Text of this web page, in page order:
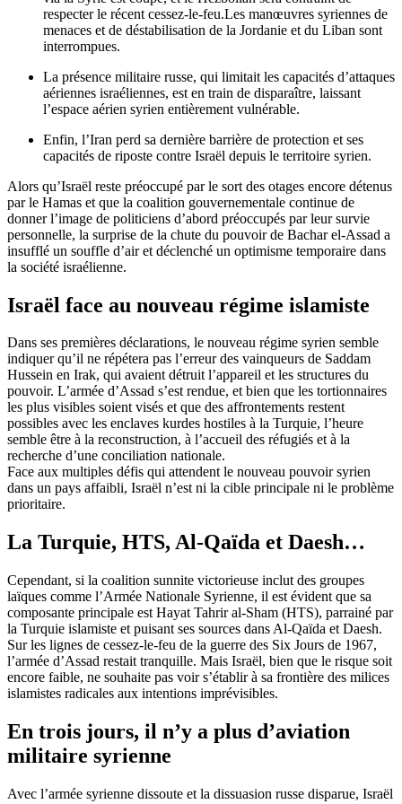
respecter le récent cessez-le-feu.Les manœuvres syriennes de
menaces et de déstabilisation de la Jordanie et du Liban sont
interrompues.
La présence militaire russe, qui limitait les capacités d’attaques
aériennes israéliennes, est en train de disparaître, laissant
l’espace aérien syrien entièrement vulnérable.
Enfin, l’Iran perd sa dernière barrière de protection et ses
capacités de riposte contre Israël depuis le territoire syrien.
Alors qu’Israël reste préoccupé par le sort des otages encore détenus
par le Hamas et que la coalition gouvernementale continue de
donner l’image de politiciens d’abord préoccupés par leur survie
personnelle, la surprise de la chute du pouvoir de Bachar el-Assad a
insufflé un souffle d’air et déclenché un optimisme temporaire dans
la société israélienne.
Israël face au nouveau régime islamiste
Dans ses premières déclarations, le nouveau régime syrien semble
indiquer qu’il ne répétera pas l’erreur des vainqueurs de Saddam
Hussein en Irak, qui avaient détruit l’appareil et les structures du
pouvoir. L’armée d’Assad s’est rendue, et bien que les tortionnaires
les plus visibles soient visés et que des affrontements restent
possibles avec les enclaves kurdes hostiles à la Turquie, l’heure
semble être à la reconstruction, à l’accueil des réfugiés et à la
recherche d’une conciliation nationale.
Face aux multiples défis qui attendent le nouveau pouvoir syrien
dans un pays affaibli, Israël n’est ni la cible principale ni le problème
prioritaire.
La Turquie, HTS, Al-Qaïda et Daesh…
Cependant, si la coalition sunnite victorieuse inclut des groupes
laïques comme l’Armée Nationale Syrienne, il est évident que sa
composante principale est Hayat Tahrir al-Sham (HTS), parrainé par
la Turquie islamiste et puisant ses sources dans Al-Qaïda et Daesh.
Sur les lignes de cessez-le-feu de la guerre des Six Jours de 1967,
l’armée d’Assad restait tranquille. Mais Israël, bien que le risque soit
encore faible, ne souhaite pas voir s’établir à sa frontière des milices
islamistes radicales aux intentions imprévisibles.
En trois jours, il n’y a plus d’aviation
militaire syrienne
Avec l’armée syrienne dissoute et la dissuasion russe disparue, Israël